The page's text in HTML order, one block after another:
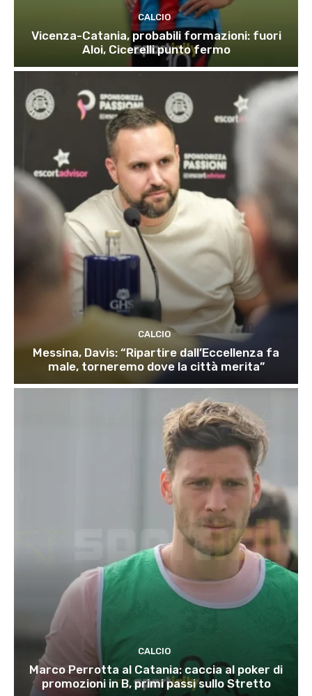
CALCIO
Vicenza-Catania, probabili formazioni: fuori
Aloi, Cicerelli punto fermo
CALCIO
Messina, Davis: “Ripartire dall’Eccellenza fa
male, torneremo dove la città merita”
CALCIO
Marco Perrotta al Catania: caccia al poker di
promozioni in B, primi passi sullo Stretto